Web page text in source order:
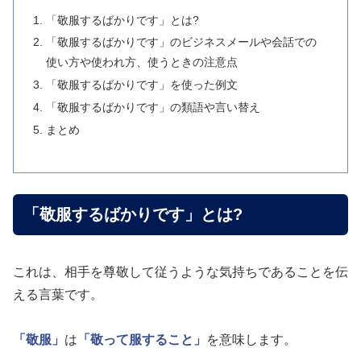
「敬服するばかりです」とは?
「敬服するばかりです」のビジネスメールや会話での
使い方や使われ方、使うときの注意点
「敬服するばかりです」を使った例文
「敬服するばかりです」の類語や言い替え
まとめ
「敬服するばかりです」とは?
これは、相手を尊敬して従うような気持ちであることを伝
える言葉です。
「敬服」 は 「敬って服すること」 を意味します。